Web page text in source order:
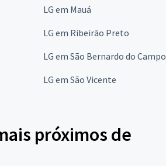
LG em Mauá
LG em Ribeirão Preto
LG em São Bernardo do Campo
LG em São Vicente
próximos de